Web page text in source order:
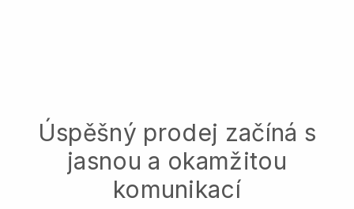
Úspěšný prodej začíná s
jasnou a okamžitou
komunikací